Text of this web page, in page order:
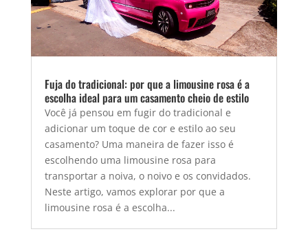
Fuja do tradicional: por que a limousine rosa é a
escolha ideal para um casamento cheio de estilo
Você já pensou em fugir do tradicional e
adicionar um toque de cor e estilo ao seu
casamento? Uma maneira de fazer isso é
escolhendo uma limousine rosa para
transportar a noiva, o noivo e os convidados.
Neste artigo, vamos explorar por que a
limousine rosa é a escolha...